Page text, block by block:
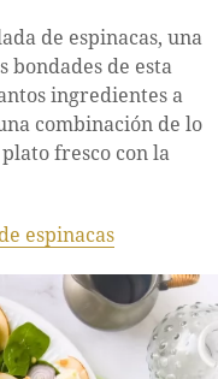
de espinacas, una
de esta
ingredientes a
combinación de lo
fresco con la
espinacas